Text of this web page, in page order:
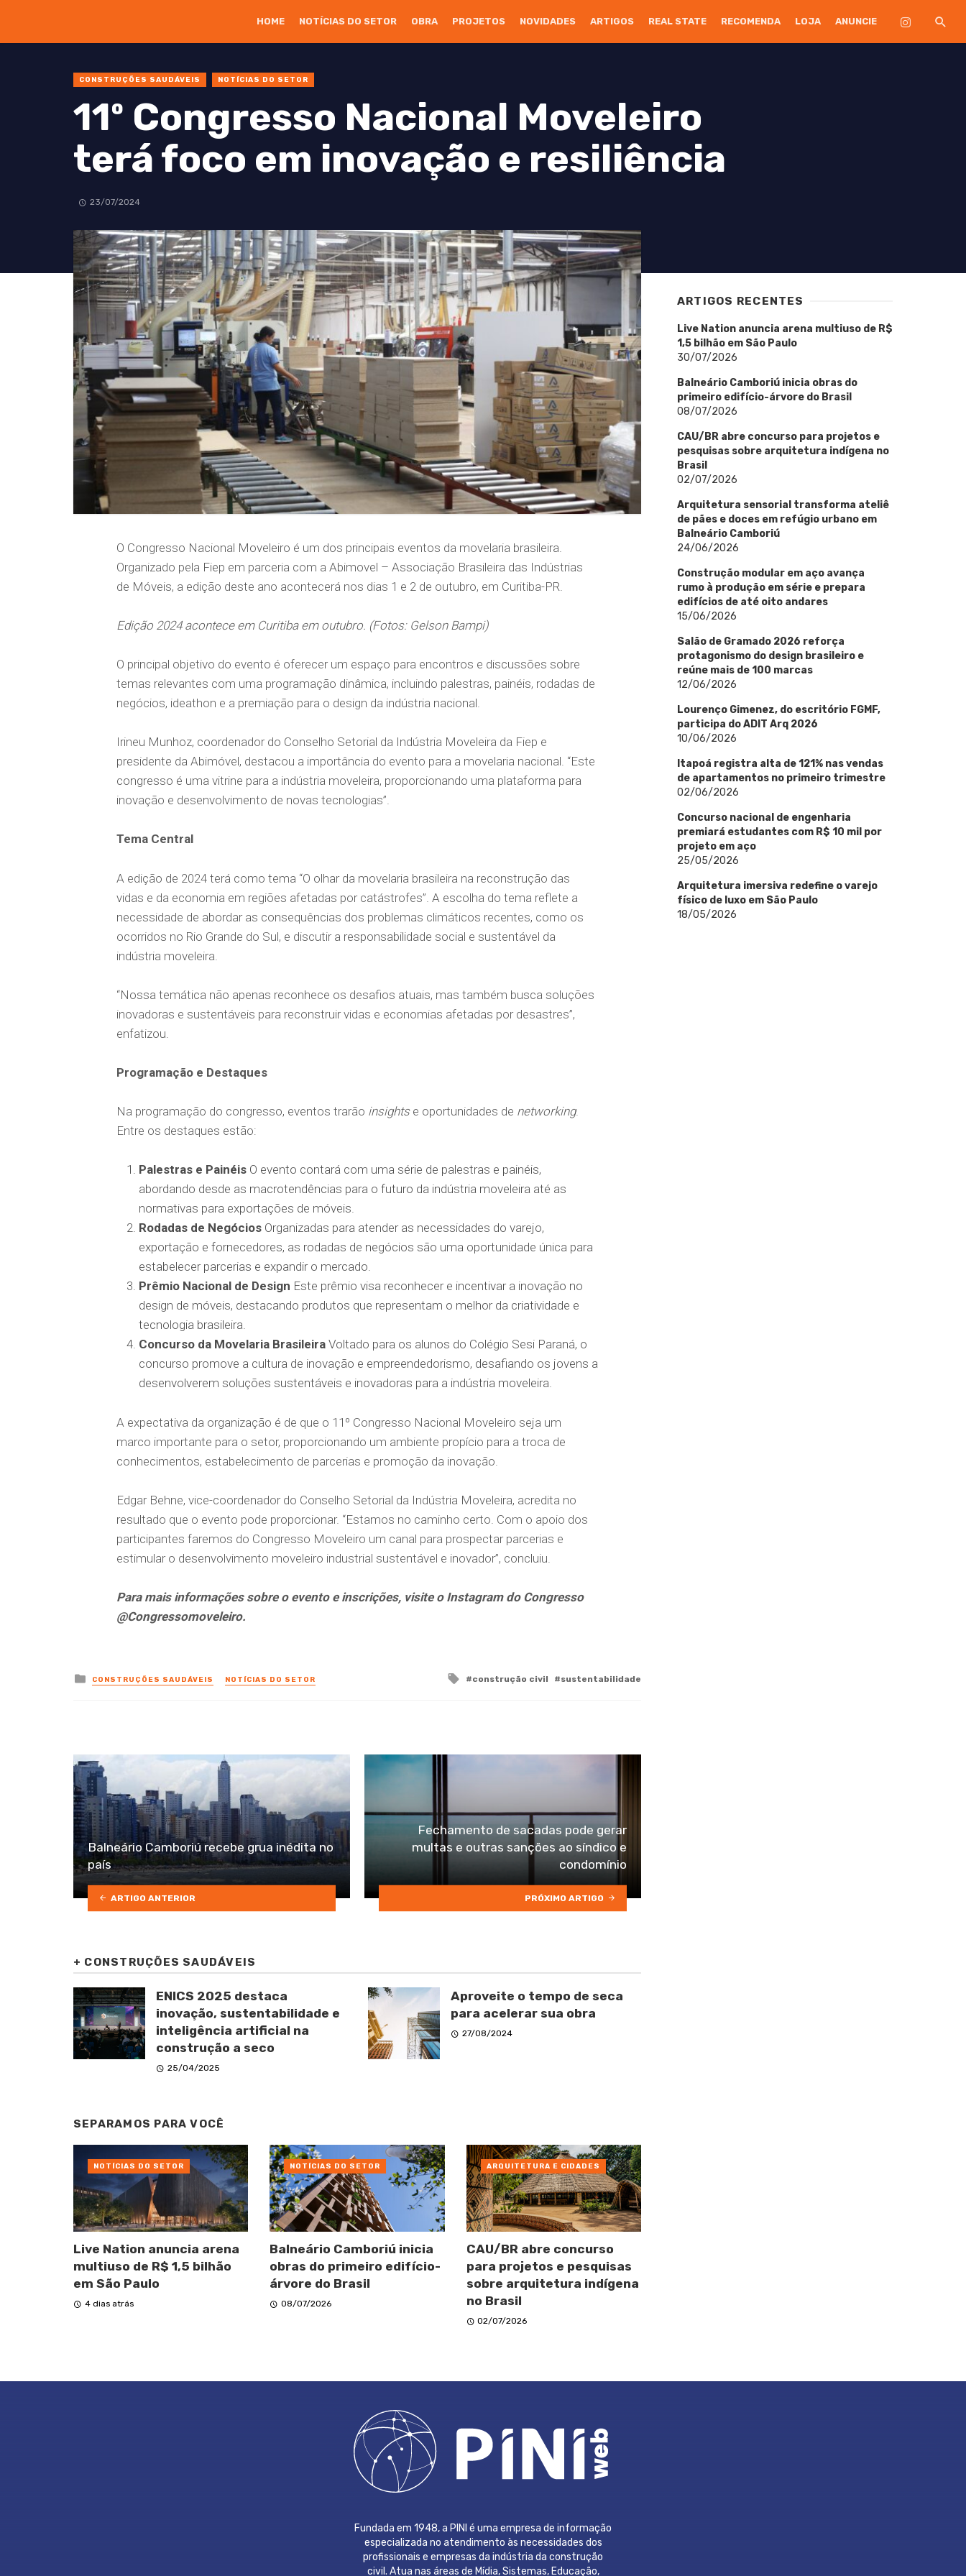
HOME NOTÍCIAS DO SETOR OBRA PROJETOS NOVIDADES ARTIGOS REAL STATE RECOMENDA LOJA ANUNCIE
CONSTRUÇÕES SAUDÁVEIS NOTÍCIAS DO SETOR
11º Congresso Nacional Moveleiro
terá foco em inovação e resiliência
23/07/2024
O Congresso Nacional Moveleiro é um dos principais eventos da movelaria brasileira.
Organizado pela Fiep em parceria com a Abimovel – Associação Brasileira das Indústrias
de Móveis, a edição deste ano acontecerá nos dias 1 e 2 de outubro, em Curitiba-PR.
Edição 2024 acontece em Curitiba em outubro. (Fotos: Gelson Bampi)
O principal objetivo do evento é oferecer um espaço para encontros e discussões sobre
temas relevantes com uma programação dinâmica, incluindo palestras, painéis, rodadas de
negócios, ideathon e a premiação para o design da indústria nacional.
Irineu Munhoz, coordenador do Conselho Setorial da Indústria Moveleira da Fiep e
presidente da Abimóvel, destacou a importância do evento para a movelaria nacional. “Este
congresso é uma vitrine para a indústria moveleira, proporcionando uma plataforma para
inovação e desenvolvimento de novas tecnologias”.
Tema Central
A edição de 2024 terá como tema “O olhar da movelaria brasileira na reconstrução das
vidas e da economia em regiões afetadas por catástrofes”. A escolha do tema reflete a
necessidade de abordar as consequências dos problemas climáticos recentes, como os
ocorridos no Rio Grande do Sul, e discutir a responsabilidade social e sustentável da
indústria moveleira.
“Nossa temática não apenas reconhece os desafios atuais, mas também busca soluções
inovadoras e sustentáveis para reconstruir vidas e economias afetadas por desastres”,
enfatizou.
Programação e Destaques
Na programação do congresso, eventos trarão insightse oportunidades de networking.
Entre os destaques estão:
Palestras e PainéisO evento contará com uma série de palestras e painéis,
abordando desde as macrotendências para o futuro da indústria moveleira até as
normativas para exportações de móveis.
Rodadas de NegóciosOrganizadas para atender as necessidades do varejo,
exportação e fornecedores, as rodadas de negócios são uma oportunidade única para
estabelecer parcerias e expandir o mercado.
Prêmio Nacional de Design Este prêmio visa reconhecer e incentivar a inovação no
design de móveis, destacando produtos que representam o melhor da criatividade e
tecnologia brasileira.
Concurso da Movelaria BrasileiraVoltado para os alunos do Colégio Sesi Paraná, o
concurso promove a cultura de inovação e empreendedorismo, desafiando os jovens a
desenvolverem soluções sustentáveis e inovadoras para a indústria moveleira.
A expectativa da organização é de que o 11º Congresso Nacional Moveleiro seja um
marco importante para o setor, proporcionando um ambiente propício para a troca de
conhecimentos, estabelecimento de parcerias e promoção da inovação.
Edgar Behne, vice-coordenador do Conselho Setorial da Indústria Moveleira, acredita no
resultado que o evento pode proporcionar. “Estamos no caminho certo. Com o apoio dos
participantes faremos do Congresso Moveleiro um canal para prospectar parcerias e
estimular o desenvolvimento moveleiro industrial sustentável e inovador”, concluiu.
Para mais informações sobre o evento e inscrições, visite o Instagram do Congresso
@Congressomoveleiro.
Posted
in
CONSTRUÇÕES SAUDÁVEIS NOTÍCIAS DO SETOR
Tagged
construção civil sustentabilidade
Balneário Camboriú recebe grua inédita no
país
ARTIGO ANTERIOR
Fechamento de sacadas pode gerar
multas e outras sanções ao síndico e
condomínio
PRÓXIMO ARTIGO
+ CONSTRUÇÕES SAUDÁVEIS
ENICS 2025 destaca
inovação, sustentabilidade e
inteligência artificial na
construção a seco
25/04/2025
Aproveite o tempo de seca
para acelerar sua obra
27/08/2024
SEPARAMOS PARA VOCÊ
Live Nation anuncia arena
multiuso de R$ 1,5 bilhão
em São Paulo
4 dias atrás
NOTÍCIAS DO SETOR
Balneário Camboriú inicia
obras do primeiro edifício-
árvore do Brasil
08/07/2026
NOTÍCIAS DO SETOR
CAU/BR abre concurso
para projetos e pesquisas
sobre arquitetura indígena
no Brasil
02/07/2026
ARQUITETURA E CIDADES
ARTIGOS RECENTES
Live Nation anuncia arena multiuso de R$
1,5 bilhão em São Paulo
30/07/2026
Balneário Camboriú inicia obras do
primeiro edifício-árvore do Brasil
08/07/2026
CAU/BR abre concurso para projetos e
pesquisas sobre arquitetura indígena no
Brasil
02/07/2026
Arquitetura sensorial transforma ateliê
de pães e doces em refúgio urbano em
Balneário Camboriú
24/06/2026
Construção modular em aço avança
rumo à produção em série e prepara
edifícios de até oito andares
15/06/2026
Salão de Gramado 2026 reforça
protagonismo do design brasileiro e
reúne mais de 100 marcas
12/06/2026
Lourenço Gimenez, do escritório FGMF,
participa do ADIT Arq 2026
10/06/2026
Itapoá registra alta de 121% nas vendas
de apartamentos no primeiro trimestre
02/06/2026
Concurso nacional de engenharia
premiará estudantes com R$ 10 mil por
projeto em aço
25/05/2026
Arquitetura imersiva redefine o varejo
físico de luxo em São Paulo
18/05/2026
Fundada em 1948, a PINI é uma empresa de informação
especializada no atendimento às necessidades dos
profissionais e empresas da indústria da construção
civil. Atua nas áreas de Mídia, Sistemas, Educação,